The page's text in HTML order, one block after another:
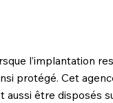
l’implantation
protégé. Cet
être disposés